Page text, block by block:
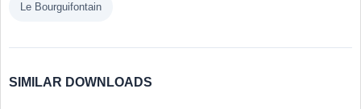
Le Bourguifontain
SIMILAR DOWNLOADS